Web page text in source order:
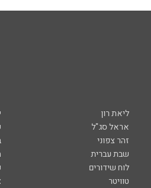
ליאת רון
אראל סג"ל
זהר צפוני
שבת עברית
לוח שידורים
טוויטר